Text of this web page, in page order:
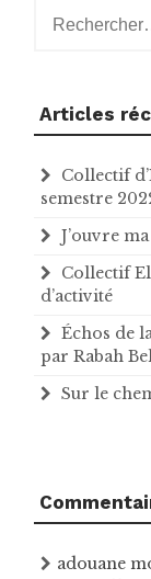
Articles
Collectif
semestre
J’ouvre
Collectif
d’activité
Échos de
par Rabah
Sur le
adouane